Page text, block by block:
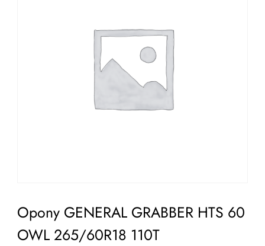
Opony GENERAL GRABBER HTS 60
OWL 265/60R18 110T